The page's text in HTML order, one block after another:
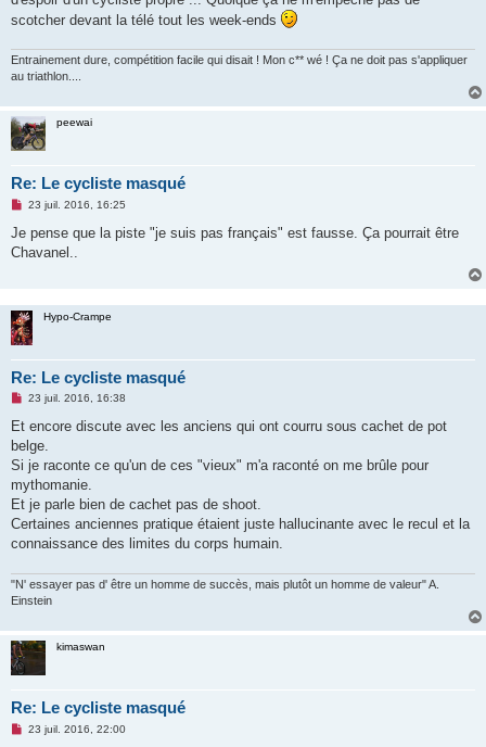
scotcher devant la télé tout les week-ends
Entrainement dure, compétition facile qui disait ! Mon c** wé ! Ça ne doit pas s'appliquer
au triathlon....
peewai
Re: Le cycliste masqué
M
s
a
o
n
l
u
23 juil. 2016, 16:25
Je pense que la piste "je suis pas français" est fausse. Ça pourrait être
Chavanel..
Hypo-Crampe
Re: Le cycliste masqué
M
s
a
g
e
n
o
n
l
u
23 juil. 2016, 16:38
Et encore discute avec les anciens qui ont courru sous cachet de pot
belge.
Si je raconte ce qu'un de ces "vieux" m'a raconté on me brûle pour
mythomanie.
Et je parle bien de cachet pas de shoot.
Certaines anciennes pratique étaient juste hallucinante avec le recul et la
connaissance des limites du corps humain.
"N' essayer pas d' être un homme de succès, mais plutôt un homme de valeur" A.
Einstein
kimaswan
Re: Le cycliste masqué
M23 juil. 2016, 22:00